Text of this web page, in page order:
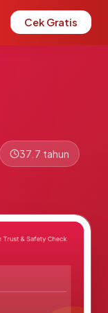
Cek Gratis
37.7 tahun